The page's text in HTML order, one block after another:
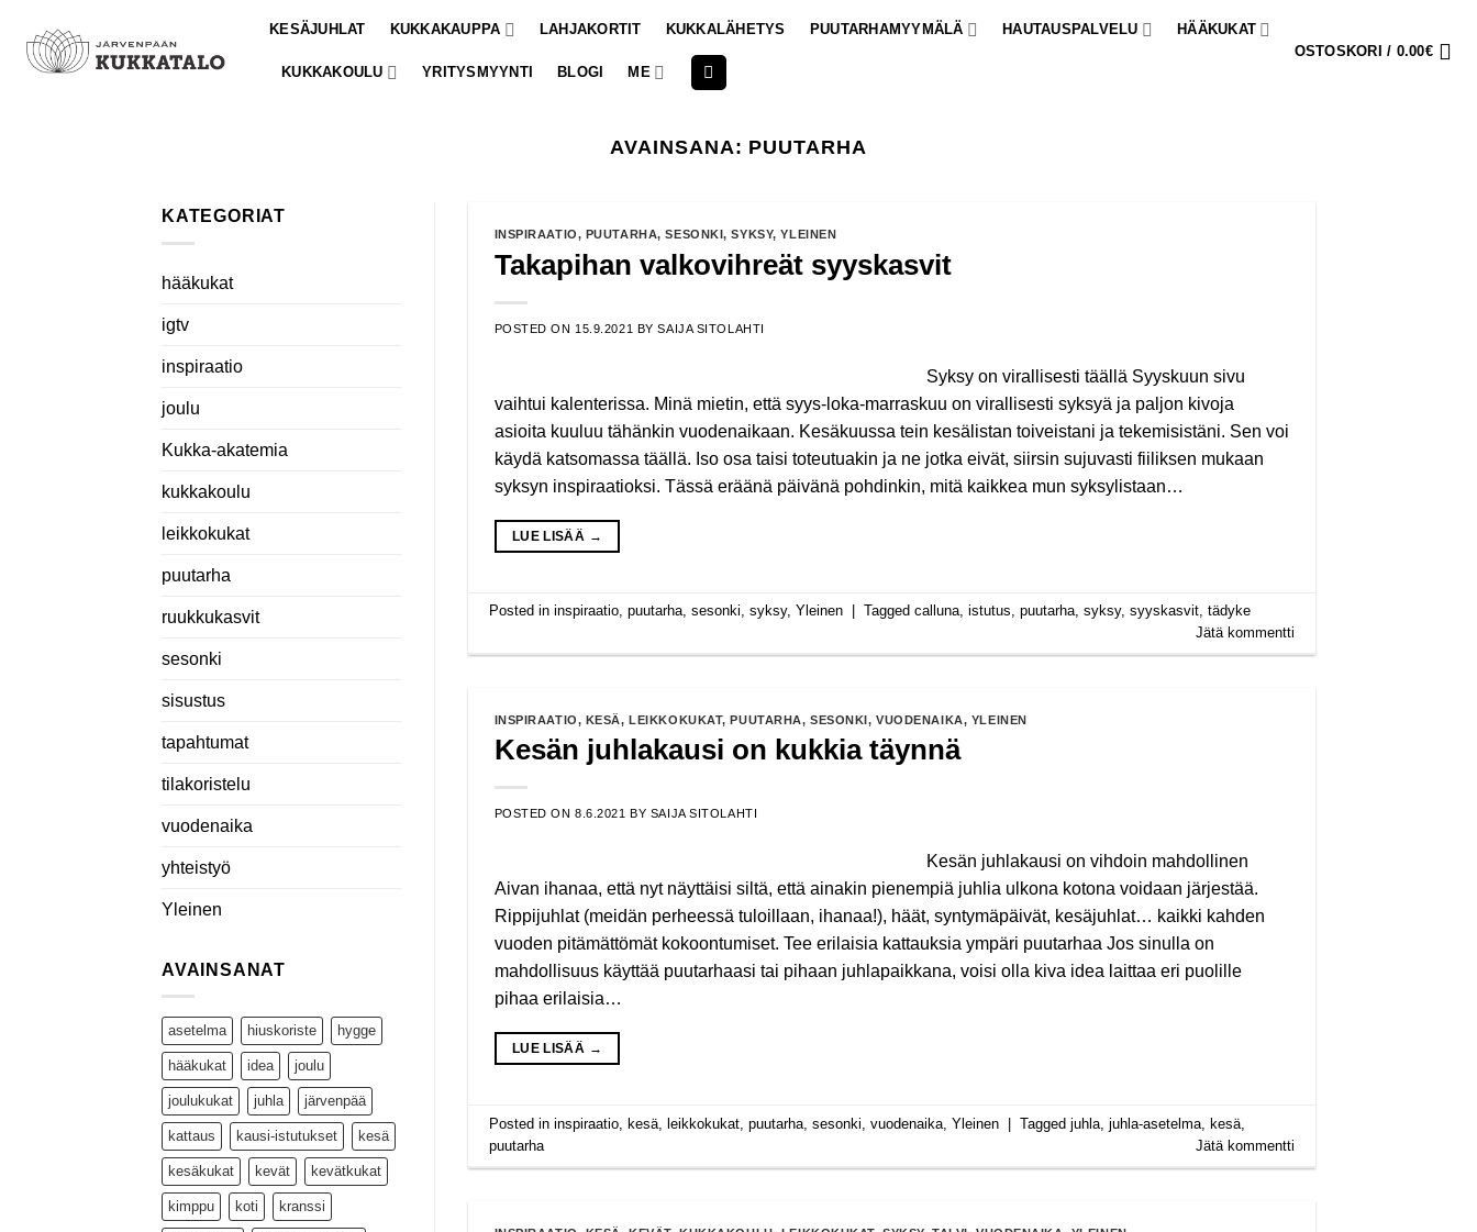
content
KESÄJUHLAT KUKKAKAUPPA LAHJAKORTIT KUKKALÄHETYS PUUTARHAMYYMÄLÄ HAUTAUSPALVELU HÄÄKUKAT
KUKKAKOULU YRITYSMYYNTI BLOGI ME
OSTOSKORI / 0.00€
AVAINSANA: PUUTARHA
KATEGORIAT
hääkukat
igtv
inspiraatio
joulu
Kukka-akatemia
kukkakoulu
leikkokukat
puutarha
ruukkukasvit
sesonki
sisustus
tapahtumat
tilakoristelu
vuodenaika
yhteistyö
Yleinen
AVAINSANAT
asetelma hiuskoriste hygge
hääkukat idea joulu
joulukukat juhla järvenpää
kattaus kausi-istutukset kesä
kesäkukat kevät kevätkukat
kimppu koti kranssi
INSPIRAATIO, PUUTARHA,SESONKI,SYKSY,YLEINEN
Takapihan valkovihreät syyskasvit
POSTED ON 15.9.2021 BYSAIJA SITOLAHTI
Syksy on virallisesti täällä Syyskuun sivu
vaihtui kalenterissa. Minä mietin, että syys-loka-marraskuu on virallisesti syksyä ja paljon kivoja
asioita kuuluu tähänkin vuodenaikaan. Kesäkuussa tein kesälistan toiveistani ja tekemisistäni. Sen voi
käydä katsomassa täällä. Iso osa taisi toteutuakin ja ne jotka eivät, siirsin sujuvasti fiiliksen mukaan
syksyn inspiraatioksi. Tässä eräänä päivänä pohdinkin, mitä kaikkea mun syksylistaan…
LUE LISÄÄ →
Posted in inspiraatio, puutarha, sesonki, syksy, Yleinen Tagged calluna, istutus, puutarha, syksy, syyskasvit, tädyke
Jätä kommentti
INSPIRAATIO, KESÄ,LEIKKOKUKAT,PUUTARHA,SESONKI,VUODENAIKA, YLEINEN
Kesän juhlakausi on kukkia täynnä
POSTED ON8.6.2021 BY SAIJA SITOLAHTI
Kesän juhlakausi on vihdoin mahdollinen
Aivan ihanaa, että nyt näyttäisi siltä, että ainakin pienempiä juhlia ulkona kotona voidaan järjestää.
Rippijuhlat (meidän perheessä tuloillaan, ihanaa!), häät, syntymäpäivät, kesäjuhlat… kaikki kahden
vuoden pitämättömät kokoontumiset. Tee erilaisia kattauksia ympäri puutarhaa Jos sinulla on
mahdollisuus käyttää puutarhaasi tai pihaan juhlapaikkana, voisi olla kiva idea laittaa eri puolille
pihaa erilaisia…
LUE LISÄÄ →
Posted in inspiraatio, kesä, leikkokukat, puutarha, sesonki vuodenaika, Yleinen Tagged juhla, juhla-asetelma, kesä,
puutarha
Jätä kommentti